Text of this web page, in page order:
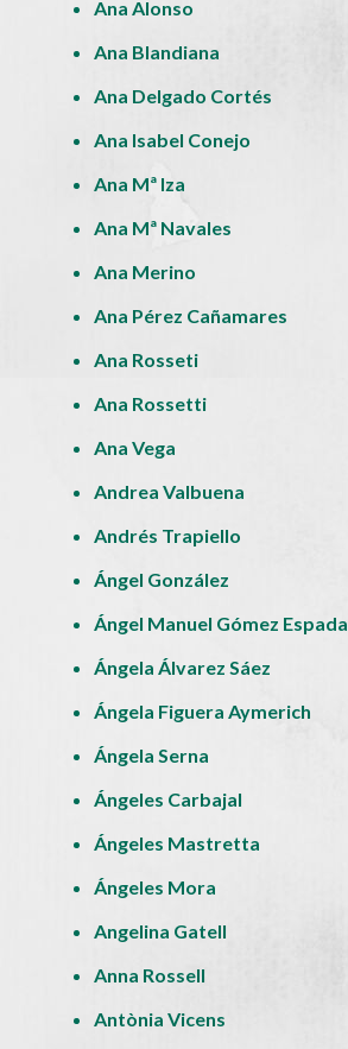
Ana Alonso
Ana Blandiana
Ana Delgado Cortés
Ana Isabel Conejo
Ana Mª Iza
Ana Mª Navales
Ana Merino
Ana Pérez Cañamares
Ana Rosseti
Ana Rossetti
Ana Vega
Andrea Valbuena
Andrés Trapiello
Ángel González
Ángel Manuel Gómez Espada
Ángela Álvarez Sáez
Ángela Figuera Aymerich
Ángela Serna
Ángeles Carbajal
Ángeles Mastretta
Ángeles Mora
Angelina Gatell
Anna Rossell
Antònia Vicens